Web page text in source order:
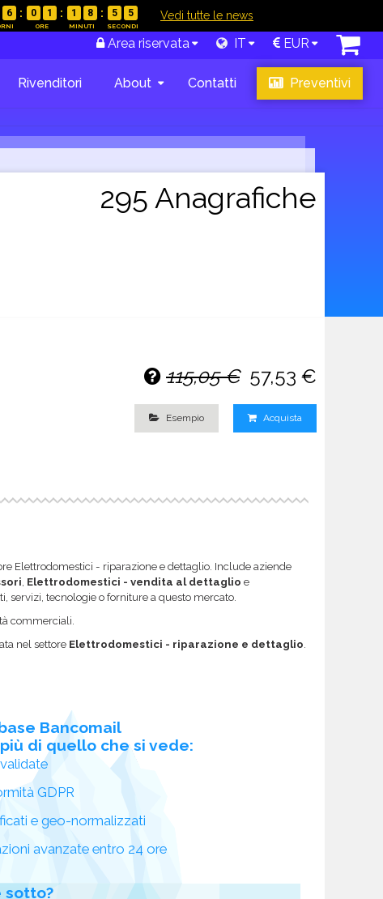
6 0 1 1 8 5 4 Vedi tutte le news
Area riservata IT EUR
Rivenditori About Contatti Preventivi
295 Anagrafiche
115,05 € 57,53 €
Esempio Acquista
Elettrodomestici - riparazione e dettaglio. Include aziende
Elettrodomestici - vendita al dettaglio e
servizi, tecnologie o forniture a questo mercato.
commerciali.
nel settore Elettrodomestici - riparazione e dettaglio
Bancomail
di quello che si vede:
GDPR
e geo-normalizzati
avanzate entro 24 ore
sotto?